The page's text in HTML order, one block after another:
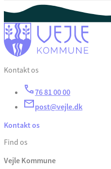
Kontakt os
76 81 00 00
post@vejle.dk
Kontakt os
Find os
Vejle Kommune